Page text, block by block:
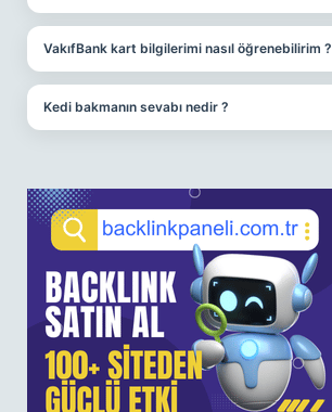
VakıfBank kart bilgilerimi nasıl öğrenebilirim ?
Kedi bakmanın sevabı nedir ?